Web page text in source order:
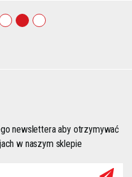
1 2
newslettera aby otrzymywać
w naszym sklepie